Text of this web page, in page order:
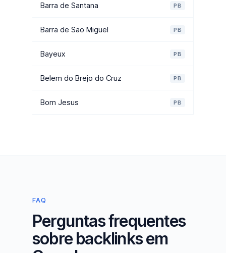
Barra de Santana PB
Barra de Sao Miguel PB
Bayeux PB
Belem do Brejo do Cruz PB
Bom Jesus PB
FAQ
Perguntas frequentes
sobre backlinks em